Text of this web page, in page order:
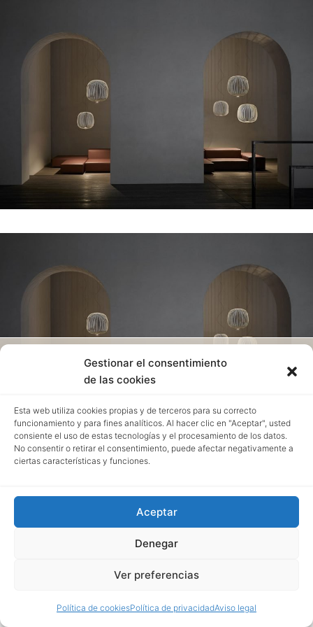
Gestionar el consentimiento
de las cookies
Esta web utiliza cookies propias y de terceros para su correcto
funcionamiento y para fines analíticos. Al hacer clic en "Aceptar", usted
consiente el uso de estas tecnologías y el procesamiento de los datos.
No consentir o retirar el consentimiento, puede afectar negativamente a
ciertas características y funciones.
Aceptar
Denegar
Ver preferencias
Política de cookiesPolítica de privacidadAviso legal
Lámpara Spokes Foscarini